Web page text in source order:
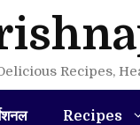
Recipes,
Recipes